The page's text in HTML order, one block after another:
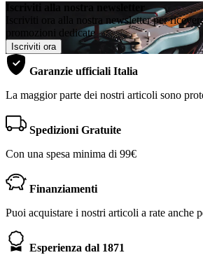
Iscriviti alla nostra newsletter
Iscriviti ora alla nostra newsletter per
promozioni dedicate
Iscriviti ora
Garanzie ufficiali Italia
La maggior parte dei nostri articoli sono
Spedizioni Gratuite
Con una spesa minima di 99€
Finanziamenti
Puoi acquistare i nostri articoli a rate anche
Esperienza dal 1871